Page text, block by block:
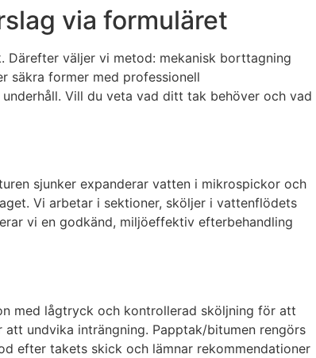
via formuläret
väljer vi metod: mekanisk borttagning
säkra former med professionell
Vill du veta vad ditt tak behöver och vad
sjunker expanderar vatten i mikrospickor och
Vi arbetar i sektioner, sköljer i vattenflödets
vi en godkänd, miljöeffektiv efterbehandling
med lågtryck och kontrollerad sköljning för att
undvika inträngning. Papptak/bitumen rengörs
efter takets skick och lämnar rekommendationer